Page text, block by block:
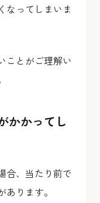
なってしまいま
ことがご理解い
かかってし
合、当たり前で
ります。